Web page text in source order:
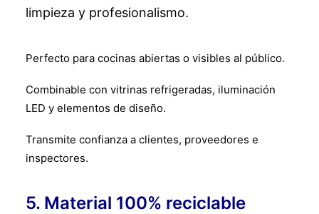
limpieza y profesionalismo.
Perfecto para cocinas abiertas o visibles al público.
Combinable con vitrinas refrigeradas, iluminación
LED y elementos de diseño.
Transmite confianza a clientes, proveedores e
inspectores.
5. Material 100% reciclable